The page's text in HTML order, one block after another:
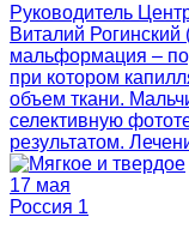
Руководитель
Виталий
мальформация –
при котором
объем ткани.
селективную
результатом.
17 мая
Россия 1